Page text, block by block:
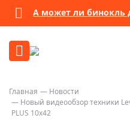
А может ли бинокль
Главная
Новости
Новый видеообзор техники
PLUS 10x42